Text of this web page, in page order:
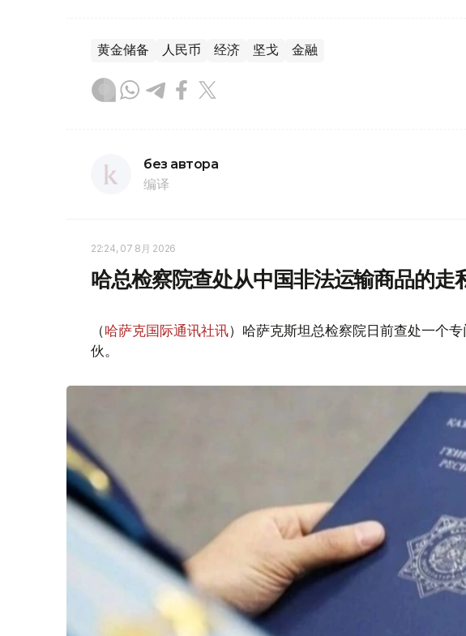
黄金储备 人民币 经济 坚戈 金融
без автора
编译
22:24, 07 8月 2026
哈总检察院查处从中国非法运输商品的走
（哈萨克国际通讯社讯）哈萨克斯坦总检察院日前查处一个
伙。